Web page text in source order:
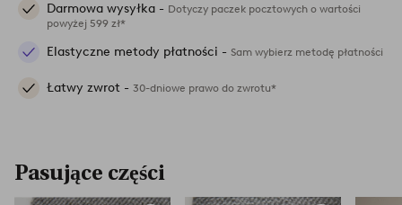
Darmowa wysyłka - Dotyczy paczek pocztowych o wartości
powyżej 599 zł*
Elastyczne metody płatności - Sam wybierz metodę płatności
Łatwy zwrot - 30-dniowe prawo do zwrotu*
Pasujące części